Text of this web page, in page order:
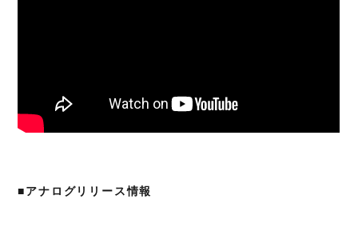
■アナログリリース情報